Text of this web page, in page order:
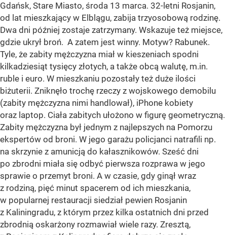
Gdańsk, Stare Miasto, środa 13 marca. 32-letni Rosjanin,
od lat mieszkający w Elblągu, zabija trzyosobową rodzinę.
Dwa dni później zostaje zatrzymany. Wskazuje też miejsce,
gdzie ukrył broń. A zatem jest winny. Motyw? Rabunek.
Tyle, że zabity mężczyzna miał w kieszeniach spodni
kilkadziesiąt tysięcy złotych, a także obcą walutę, m.in.
ruble i euro. W mieszkaniu pozostały też duże ilości
biżuterii. Zniknęło trochę rzeczy z wojskowego demobilu
(zabity mężczyzna nimi handlował), iPhone kobiety
oraz laptop. Ciała zabitych ułożono w figurę geometryczną.
Zabity mężczyzna był jednym z najlepszych na Pomorzu
ekspertów od broni. W jego garażu policjanci natrafili np.
na skrzynie z amunicją do kałasznikowów. Sześć dni
po zbrodni miała się odbyć pierwsza rozprawa w jego
sprawie o przemyt broni. A w czasie, gdy ginął wraz
z rodziną, pięć minut spacerem od ich mieszkania,
w popularnej restauracji siedział pewien Rosjanin
z Kaliningradu, z którym przez kilka ostatnich dni przed
zbrodnią oskarżony rozmawiał wiele razy. Zresztą,